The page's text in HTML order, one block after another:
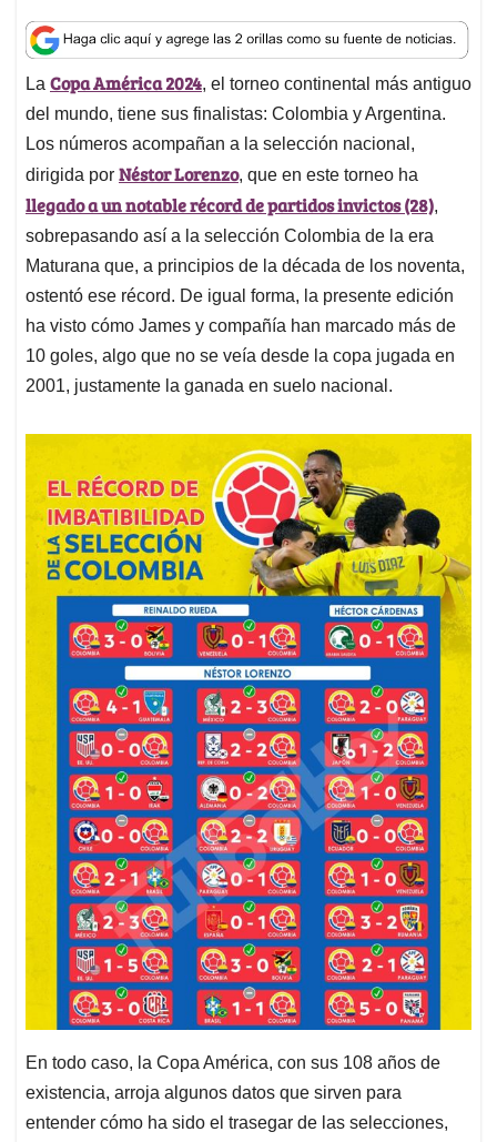
a
t
s
A
p
p
c
e
b
o
o
k
n
k
e
d
I
n
a
i
l
r
e
a
d
s
La Copa América 2024, el torneo continental más antiguo
del mundo, tiene sus finalistas: Colombia y Argentina.
Los números acompañan a la selección nacional,
dirigida por Néstor Lorenzo, que en este torneo ha
llegado a un notable récord de partidos invictos (28),
sobrepasando así a la selección Colombia de la era
Maturana que, a principios de la década de los noventa,
ostentó ese récord. De igual forma, la presente edición
ha visto cómo James y compañía han marcado más de
10 goles, algo que no se veía desde la copa jugada en
2001, justamente la ganada en suelo nacional.
En todo caso, la Copa América, con sus 108 años de
existencia, arroja algunos datos que sirven para
entender cómo ha sido el trasegar de las selecciones,